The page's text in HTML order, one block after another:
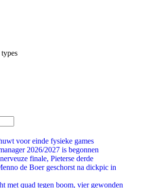
voor einde fysieke games
2026/2027 is begonnen
finale, Pieterse derde
de Boer geschorst na dickpic in
met quad tegen boom, vier gewonden